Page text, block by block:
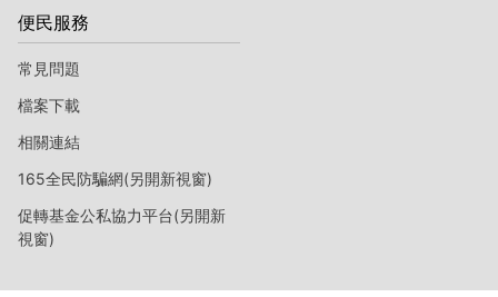
便民服務
常見問題
檔案下載
相關連結
165全民防騙網(另開新視窗)
促轉基金公私協力平台(另開新
視窗)